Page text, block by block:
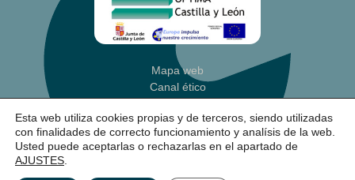
Mapa web
Canal ético
Política de cookies (Ajustes)
Accesibilidad
Esta web utiliza cookies propias y de terceros, siendo utilizadas
con finalidades de correcto funcionamiento y analísis de la web.
Usted puede aceptarlas o rechazarlas en el apartado de
AJUSTES